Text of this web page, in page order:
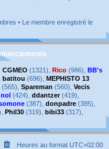
• Le membre enregistré le
CGMEO (1321), Rico (986), BB's
batitou (696), MEPHISTO 13
(565), Spareman (560), Vecis
(424), ddantzer(419),
(387), donpadre (385),
Phil30 (319), bibi33 (317),
Heures au format UTC+02:00